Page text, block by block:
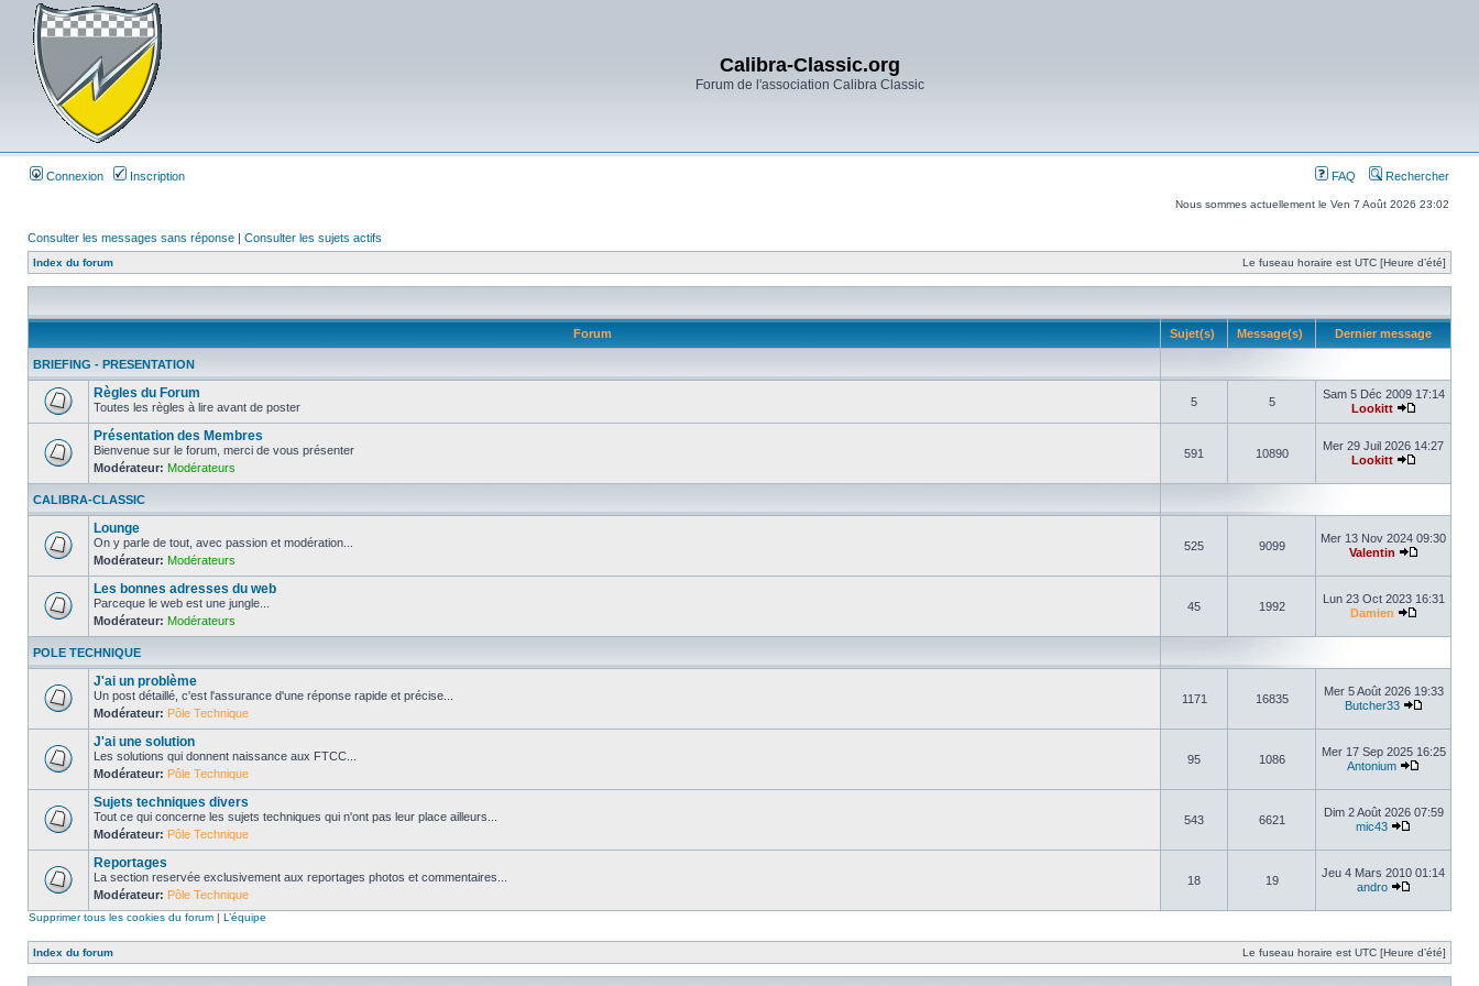
Calibra-Classic.org
Forum de l'association Calibra Classic
Connexion Inscription FAQ Rechercher
Nous sommes actuellement le Ven 7 Août 2026 23:02
Consulter les messages sans réponse | Consulter les sujets actifs
Index du forum Le fuseau horaire est UTC [Heure d’été]
Forum Sujet(s) Message(s) Dernier message
BRIEFING - PRESENTATION
Règles du Forum
Toutes les règles à lire avant de poster 5 5
Sam 5 Déc 2009 17:14
Lookitt
Présentation des Membres
Bienvenue sur le forum, merci de vous présenter
Modérateur: Modérateurs
591 10890
Mer 29 Juil 2026 14:27
Lookitt
CALIBRA-CLASSIC
Lounge
On y parle de tout, avec passion et modération...
Modérateur: Modérateurs
525 9099
Mer 13 Nov 2024 09:30
Valentin
Les bonnes adresses du web
Parceque le web est une jungle...
Modérateur: Modérateurs
45 1992
Lun 23 Oct 2023 16:31
Damien
POLE TECHNIQUE
J'ai un problème
Un post détaillé, c'est l'assurance d'une réponse rapide et précise...
Modérateur: Pôle Technique
1171 16835
Mer 5 Août 2026 19:33
Butcher33
J'ai une solution
Les solutions qui donnent naissance aux FTCC...
Modérateur: Pôle Technique
95 1086
Mer 17 Sep 2025 16:25
Antonium
Sujets techniques divers
Tout ce qui concerne les sujets techniques qui n'ont pas leur place ailleurs...
Modérateur: Pôle Technique
543 6621
Dim 2 Août 2026 07:59
mic43
Reportages
La section reservée exclusivement aux reportages photos et commentaires...
Modérateur: Pôle Technique
18 19
Jeu 4 Mars 2010 01:14
andro
Supprimer tous les cookies du forum | L’équipe
Index du forum Le fuseau horaire est UTC [Heure d’été]